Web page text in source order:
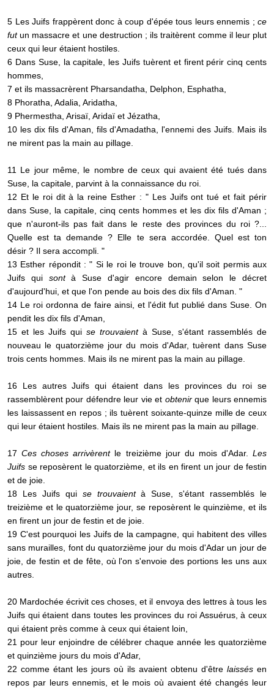
5 Les Juifs frappèrent donc à coup d'épée tous leurs ennemis ; ce
futun massacre et une destruction ; ils traitèrent comme il leur plut
ceux qui leur étaient hostiles.
6 Dans Suse, la capitale, les Juifs tuèrent et firent périr cinq cents
hommes,
7 et ils massacrèrent Pharsandatha, Delphon, Esphatha,
8 Phoratha, Adalia, Aridatha,
9 Phermestha, Arisaï, Aridaï et Jézatha,
10 les dix fils d'Aman, fils d'Amadatha, l'ennemi des Juifs. Mais ils
ne mirent pas la main au pillage.
11 Le jour même, le nombre de ceux qui avaient été tués dans
Suse, la capitale, parvint à la connaissance du roi.
12 Et le roi dit à la reine Esther : " Les Juifs ont tué et fait périr
dans Suse, la capitale, cinq cents hommes et les dix fils d'Aman ;
que n'auront-ils pas fait dans le reste des provinces du roi ?...
Quelle est ta demande ? Elle te sera accordée. Quel est ton
désir ? Il sera accompli. "
13 Esther répondit : " Si le roi le trouve bon, qu'il soit permis aux
Juifs qui sontà Suse d'agir encore demain selon le décret
d'aujourd'hui, et que l'on pende au bois des dix fils d'Aman. "
14 Le roi ordonna de faire ainsi, et l'édit fut publié dans Suse. On
pendit les dix fils d'Aman,
15 et les Juifs qui se trouvaientà Suse, s'étant rassemblés de
nouveau le quatorzième jour du mois d'Adar, tuèrent dans Suse
trois cents hommes. Mais ils ne mirent pas la main au pillage.
16 Les autres Juifs qui étaient dans les provinces du roi se
rassemblèrent pour défendre leur vie et obtenirque leurs ennemis
les laissassent en repos ; ils tuèrent soixante-quinze mille de ceux
qui leur étaient hostiles. Mais ils ne mirent pas la main au pillage.
17Ces choses arrivèrentle treizième jour du mois d'Adar.Les
Juifs se reposèrent le quatorzième, et ils en firent un jour de festin
et de joie.
18 Les Juifs qui se trouvaientà Suse, s'étant rassemblés le
treizième et le quatorzième jour, se reposèrent le quinzième, et ils
en firent un jour de festin et de joie.
19 C'est pourquoi les Juifs de la campagne, qui habitent des villes
sans murailles, font du quatorzième jour du mois d'Adar un jour de
joie, de festin et de fête, où l'on s'envoie des portions les uns aux
autres.
20 Mardochée écrivit ces choses, et il envoya des lettres à tous les
Juifs qui étaient dans toutes les provinces du roi Assuérus, à ceux
qui étaient près comme à ceux qui étaient loin,
21 pour leur enjoindre de célébrer chaque année les quatorzième
et quinzième jours du mois d'Adar,
22 comme étant les jours où ils avaient obtenu d'être laissés en
repos par leurs ennemis, et le mois où avaient été changés leur